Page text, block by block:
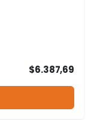
$6.387,69